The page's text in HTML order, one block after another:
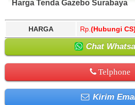
Harga Tenda Gazebo Surabaya
HARGA Rp. (Hubungi CS)
Chat
Telphone
Kirim